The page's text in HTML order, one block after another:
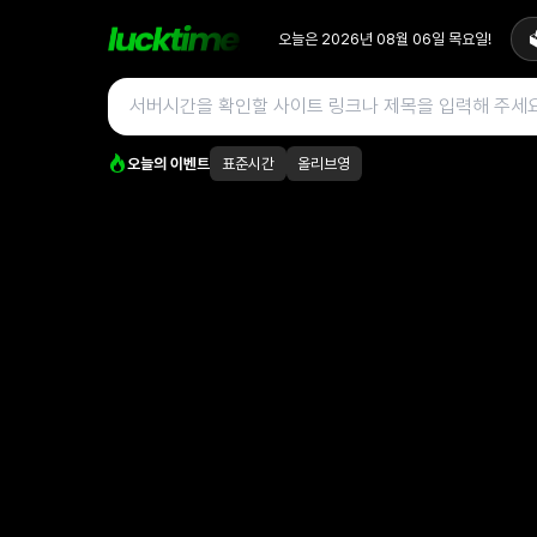
오늘은 2026년 08월 06일 목요일!
오늘의 이벤트 표준시간 올리브영